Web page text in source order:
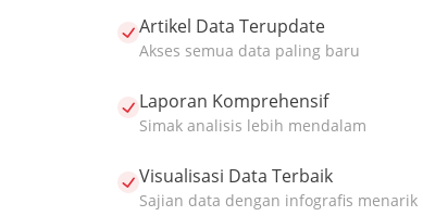
Artikel Data Terupdate
Akses semua data paling baru
Laporan Komprehensif
Simak analisis lebih mendalam
Visualisasi Data Terbaik
Sajian data dengan infografis menarik